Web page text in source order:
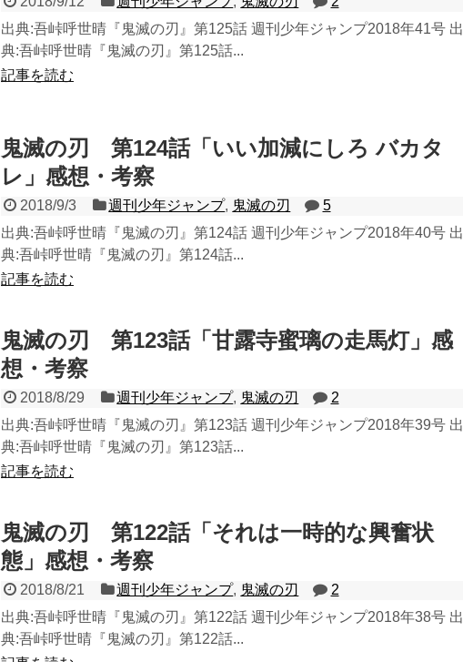
出典:吾峠呼世晴『鬼滅の刃』第125話 週刊少年ジャンプ2018年41号 出
典:吾峠呼世晴『鬼滅の刃』第125話...
記事を読む
鬼滅の刃 第124話「いい加減にしろ バカタ
レ」感想・考察
2018/9/3 週刊少年ジャンプ, 鬼滅の刃
5
出典:吾峠呼世晴『鬼滅の刃』第124話 週刊少年ジャンプ2018年40号 出
典:吾峠呼世晴『鬼滅の刃』第124話...
記事を読む
鬼滅の刃 第123話「甘露寺蜜璃の走馬灯」感
想・考察
2018/8/29 週刊少年ジャンプ, 鬼滅の刃
2
出典:吾峠呼世晴『鬼滅の刃』第123話 週刊少年ジャンプ2018年39号 出
典:吾峠呼世晴『鬼滅の刃』第123話...
記事を読む
鬼滅の刃 第122話「それは一時的な興奮状
態」感想・考察
2018/8/21 週刊少年ジャンプ, 鬼滅の刃
2
出典:吾峠呼世晴『鬼滅の刃』第122話 週刊少年ジャンプ2018年38号 出
典:吾峠呼世晴『鬼滅の刃』第122話...